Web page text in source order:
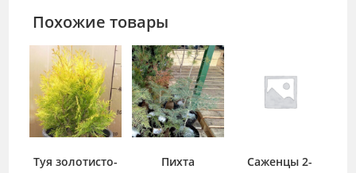
Похожие товары
Туя золотисто-
Пихта
Саженцы 2-